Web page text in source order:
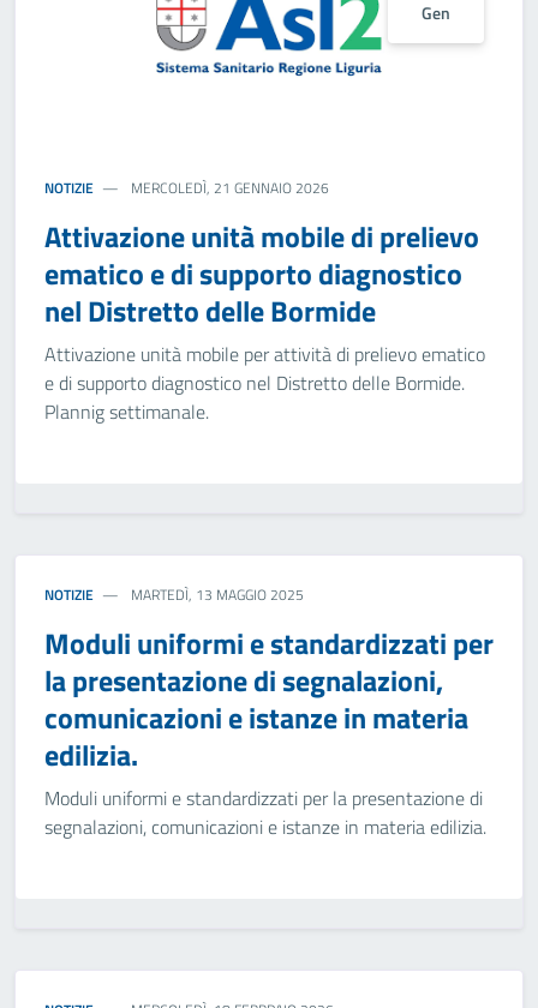
Gen
NOTIZIE MERCOLEDÌ, 21 GENNAIO 2026
Attivazione unità mobile di prelievo
ematico e di supporto diagnostico
nel Distretto delle Bormide
Attivazione unità mobile per attività di prelievo ematico
e di supporto diagnostico nel Distretto delle Bormide.
Plannig settimanale.
NOTIZIE MARTEDÌ, 13 MAGGIO 2025
Moduli uniformi e standardizzati per
la presentazione di segnalazioni,
comunicazioni e istanze in materia
edilizia.
Moduli uniformi e standardizzati per la presentazione di
segnalazioni, comunicazioni e istanze in materia edilizia.